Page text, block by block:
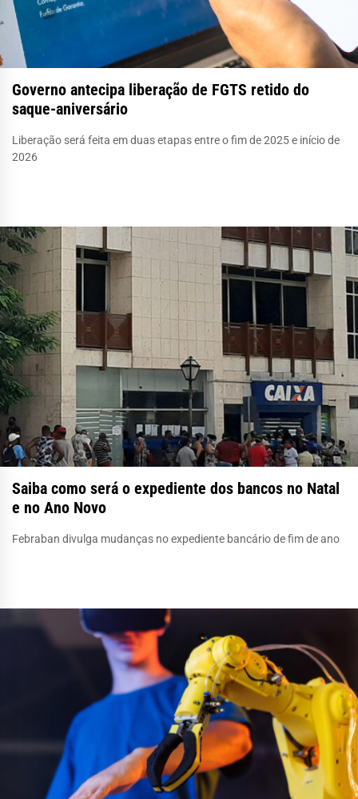
Governo antecipa liberação de FGTS retido do
saque-aniversário
Liberação será feita em duas etapas entre o fim de 2025 e início de
2026
Saiba como será o expediente dos bancos no Natal
e no Ano Novo
Febraban divulga mudanças no expediente bancário de fim de ano